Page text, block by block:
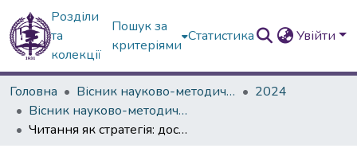
Розділи
та
колекції
Пошук за
критеріями
Статистика Увійти
Головна Вісник науково-методичних досліджень ВГПК
2024
Вісник науково-методичних досліджень ВГПК № 2 (46)
Читання як стратегія: досвід філологічного факультету КЗВО «Вінницький гуманітарно-педагогічний коледж